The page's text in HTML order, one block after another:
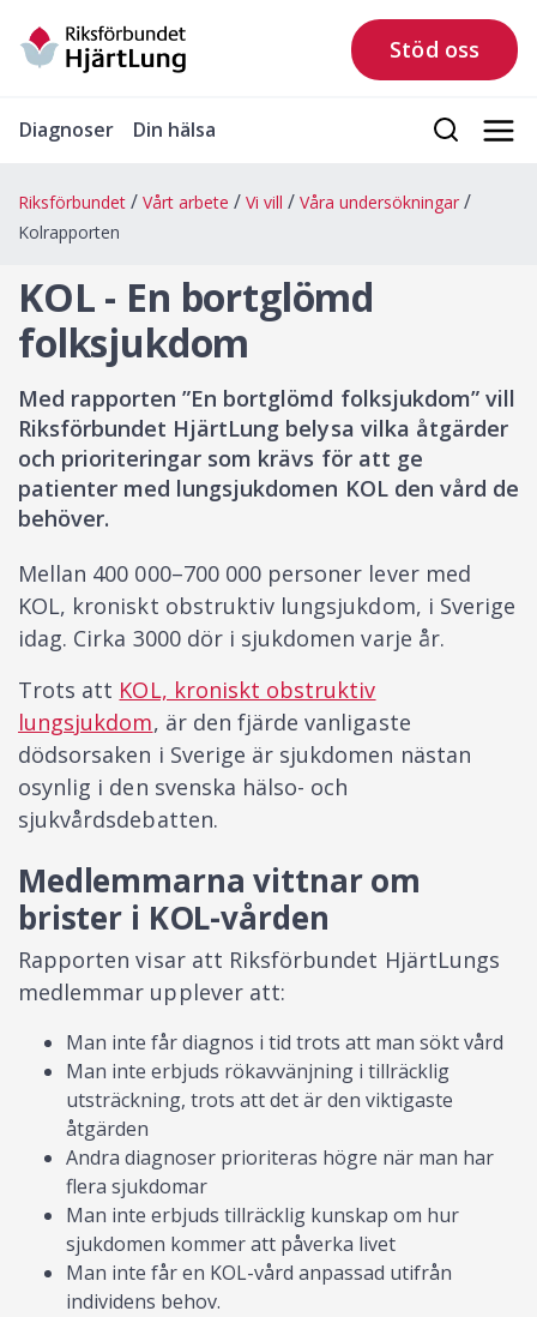
Stöd oss
Diagnoser Din hälsa
Riksförbundet Vårt arbete Vi vill
Våra undersökningar
Kolrapporten
KOL - En bortglömd
folksjukdom
Med rapporten ”En bortglömd folksjukdom” vill
Riksförbundet HjärtLung belysa vilka åtgärder
och prioriteringar som krävs för att ge
patienter med lungsjukdomen KOL den vård de
behöver.
Mellan 400 000–700 000 personer lever med
KOL, kroniskt obstruktiv lungsjukdom, i Sverige
idag. Cirka 3000 dör i sjukdomen varje år.
Trots att KOL, kroniskt obstruktiv
lungsjukdom, är den fjärde vanligaste
dödsorsaken i Sverige är sjukdomen nästan
osynlig i den svenska hälso- och
sjukvårdsdebatten.
Medlemmarna vittnar om
brister i KOL-vården
Rapporten visar att Riksförbundet HjärtLungs
medlemmar upplever att:
Man inte får diagnos i tid trots att man sökt vård
Man inte erbjuds rökavvänjning i tillräcklig
utsträckning, trots att det är den viktigaste
åtgärden
Andra diagnoser prioriteras högre när man har
flera sjukdomar
Man inte erbjuds tillräcklig kunskap om hur
sjukdomen kommer att påverka livet
Man inte får en KOL-vård anpassad utifrån
individens behov.